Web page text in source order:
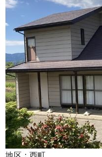
地区：西町